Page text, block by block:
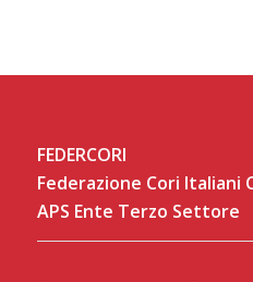
FEDERCORI
Federazione Cori Italiani
APS Ente Terzo Settore